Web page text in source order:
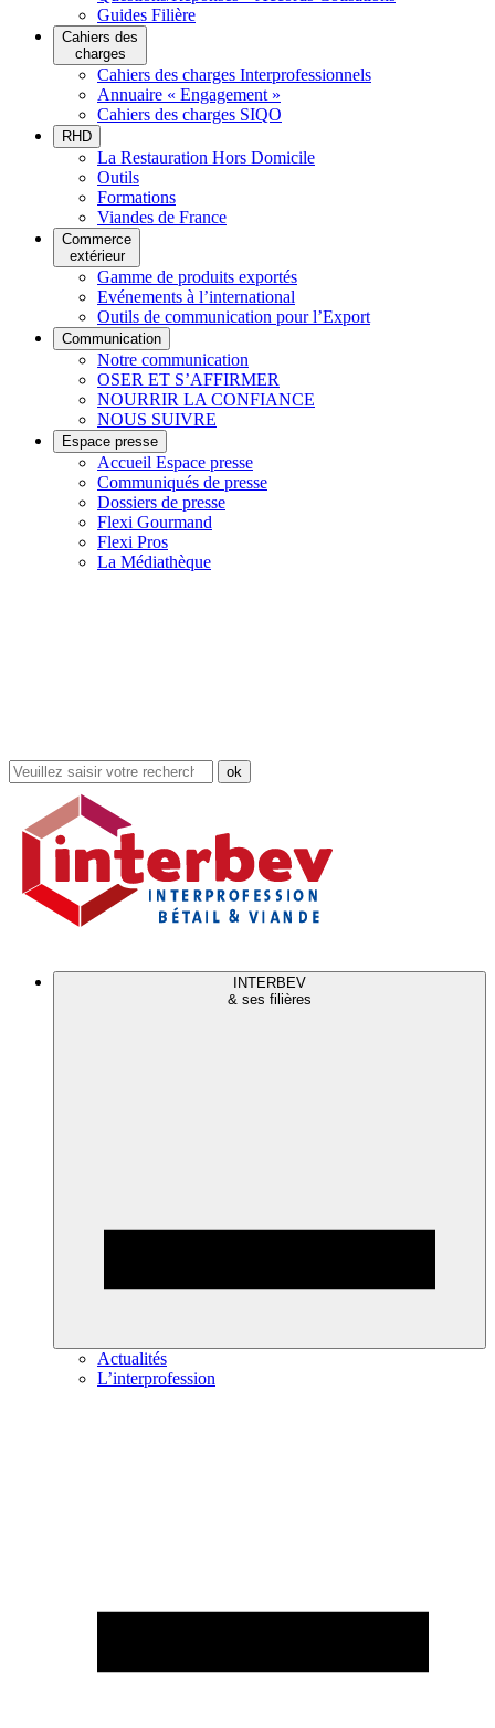
Guides Filière
Cahiers des
charges
Cahiers des charges Interprofessionnels
Annuaire « Engagement »
Cahiers des charges SIQO
RHD
La Restauration Hors Domicile
Outils
Formations
Viandes de France
Commerce
extérieur
Gamme de produits exportés
Evénements à l’international
Outils de communication pour l’Export
Communication
Notre communication
OSER ET S’AFFIRMER
NOURRIR LA CONFIANCE
NOUS SUIVRE
Espace presse
Accueil Espace presse
Communiqués de presse
Dossiers de presse
Flexi Gourmand
Flexi Pros
La Médiathèque
Rechercher
dans
site
INTERBEV
& ses filières
Actualités
L’interprofession